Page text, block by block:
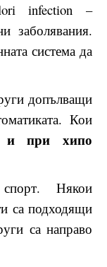
infection –
заболявания.
система да
допълващи
Кои
и при хипо
Някои
са подходящи
са направо